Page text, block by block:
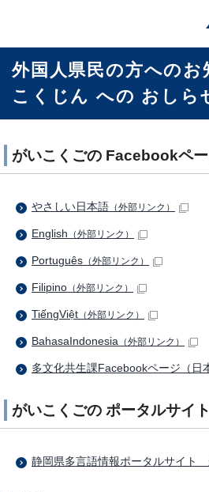
外国人県民の方へのお
こくじん への おしら
がいこくごの Facebookペ
やさしい日本語 （外部リンク）
English （外部リンク）
Português （外部リンク）
Filipino （外部リンク）
TiếngViệt （外部リンク）
BahasaIndonesia （外部リンク）
多文化共生課Facebookページ（日
がいこくごの ポータルサイト
静岡県多言語情報ポータルサイト